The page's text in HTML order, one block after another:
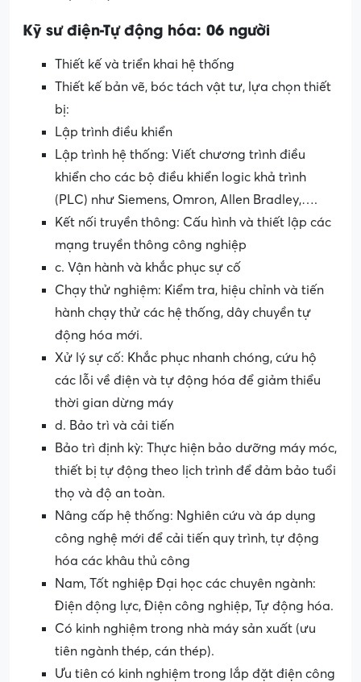
Kỹsư điện-Tự động hóa: 06 người
Thiết kế và triển khai hệ thống
Thiết kế bản vẽ, bóc tách vật tư, lựa chọn thiết
bị:
Lập trình điều khiển
Lập trình hệ thống: Viết chương trình điều
khiển cho các bộ điều khiển logic khả trình
(PLC) như Siemens, Omron, Allen Bradley,….
Kết nối truyền thông: Cấu hình và thiết lập các
mạng truyền thông công nghiệp
c. Vận hành và khắc phục sự cố
Chạy thử nghiệm: Kiểm tra, hiệu chỉnh và tiến
hành chạy thử các hệ thống, dây chuyền tự
động hóa mới.
Xử lý sự cố: Khắc phục nhanh chóng, cứu hộ
các lỗi về điện và tự động hóa để giảm thiểu
thời gian dừng máy
d. Bảo trì và cải tiến
Bảo trì định kỳ: Thực hiện bảo dưỡng máy móc,
thiết bị tự động theo lịch trình để đảm bảo tuổi
thọ và độ an toàn.
Nâng cấp hệ thống: Nghiên cứu và áp dụng
công nghệ mới để cải tiến quy trình, tự động
hóa các khâu thủ công
Nam, Tốt nghiệp Đại học các chuyên ngành:
Điện động lực, Điện công nghiệp, Tự động hóa.
Có kinh nghiệm trong nhà máy sản xuất (ưu
tiên ngành thép, cán thép).
Ưu tiên có kinh nghiệm trong lắp đặt điện công